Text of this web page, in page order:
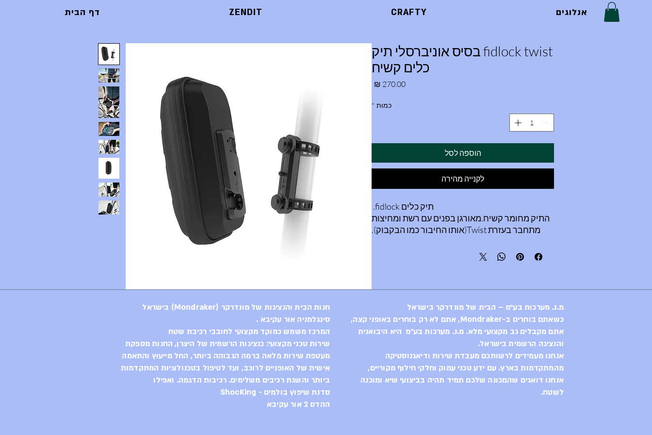
דף הבית ZENDIT CRAFTY אנלוגים
fidlock twist בסיס אוניברסלי תיק
כלים קשיח
כמות *
הוספה לסל
לקנייה מהירה
תיק כלים fidlock.
התיק מחומר קשיח.מאורגן בפנים עם רשת ומחיצות
מתחבר בעזרת Twist(אותו החיבור כמו הבקבוק).
חנות הבית והנציגות של מונדרקר (Mondraker) בישראל
סינגלמניה אור עקיבא .
המרכז משמש כמוקד מקצועי לחובבי רכיבת שטח
שירות טכני מקצועי: כנציגות הרשמית של היצרן, החנות מספקת
מעטפת שירות מלאה ברמה הגבוהה ביותר, החל מייעוץ והתאמה
אישית של האופניים לרוכב, ועד לטיפול בטכנולוגיות המתקדמות
ביותר והשגת רכיבים משלימים. רכיבות הדגמה. ואפילו
סדנת שיפוץ בולמים - ShocKing
ההדס 2 אור עקיבא
מ.נ. מערכות בע״מ – הבית של מונדרקר בישראל
כשאתם בוחרים ב-Mondraker, אתם לא רק בוחרים באופני קצה,
אתם מקבלים גב מקצועי מלא. מ.נ. מערכות בע״מ היא היבואנית
והנציגה הרשמית בישראל.
אנחנו מעמידים לרשותכם מעבדת שירות ודיאגנוסטיקה
מהמתקדמות בארץ. עם ידע טכני עמוק וחלקי חילוף מקוריים,
אנחנו דואגים שהמכונה שלכם תמיד תהיה בביצועי שיא ומוכנה
לשטח.